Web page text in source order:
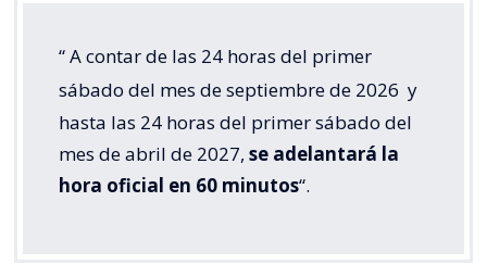
“A contar de las 24 horas del primer
sábado del mes de septiembre de 2026 y
hasta las 24 horas del primer sábado del
mes de abril de 2027, se adelantará la
hora oficial en 60 minutos“.